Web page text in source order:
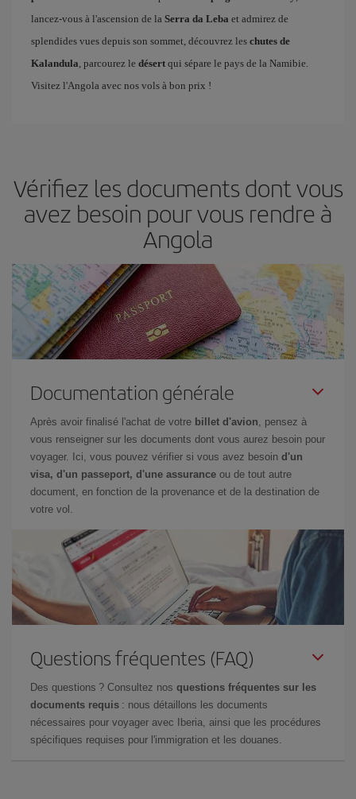
lancez-vous à l'ascension de la Serra da Leba et admirez de
splendides vues depuis son sommet, découvrez les chutes de
Kalandula , parcourez le désert qui sépare le pays de la Namibie.
Visitez l'Angola avec nos vols à bon prix !
Vérifiez les documents dont vous
avez besoin pour vous rendre à
Angola
Documentation générale
Après avoir finalisé l'achat de votre billet d'avion , pensez à
vous renseigner sur les documents dont vous aurez besoin pour
voyager. Ici, vous pouvez vérifier si vous avez besoin d'un
visa, d'un passeport, d'une assurance ou de tout autre
document, en fonction de la provenance et de la destination de
votre vol.
Questions fréquentes (FAQ)
Des questions ? Consultez nos questions fréquentes sur les
documents requis : nous détaillons les documents
nécessaires pour voyager avec Iberia, ainsi que les procédures
spécifiques requises pour l'immigration et les douanes.